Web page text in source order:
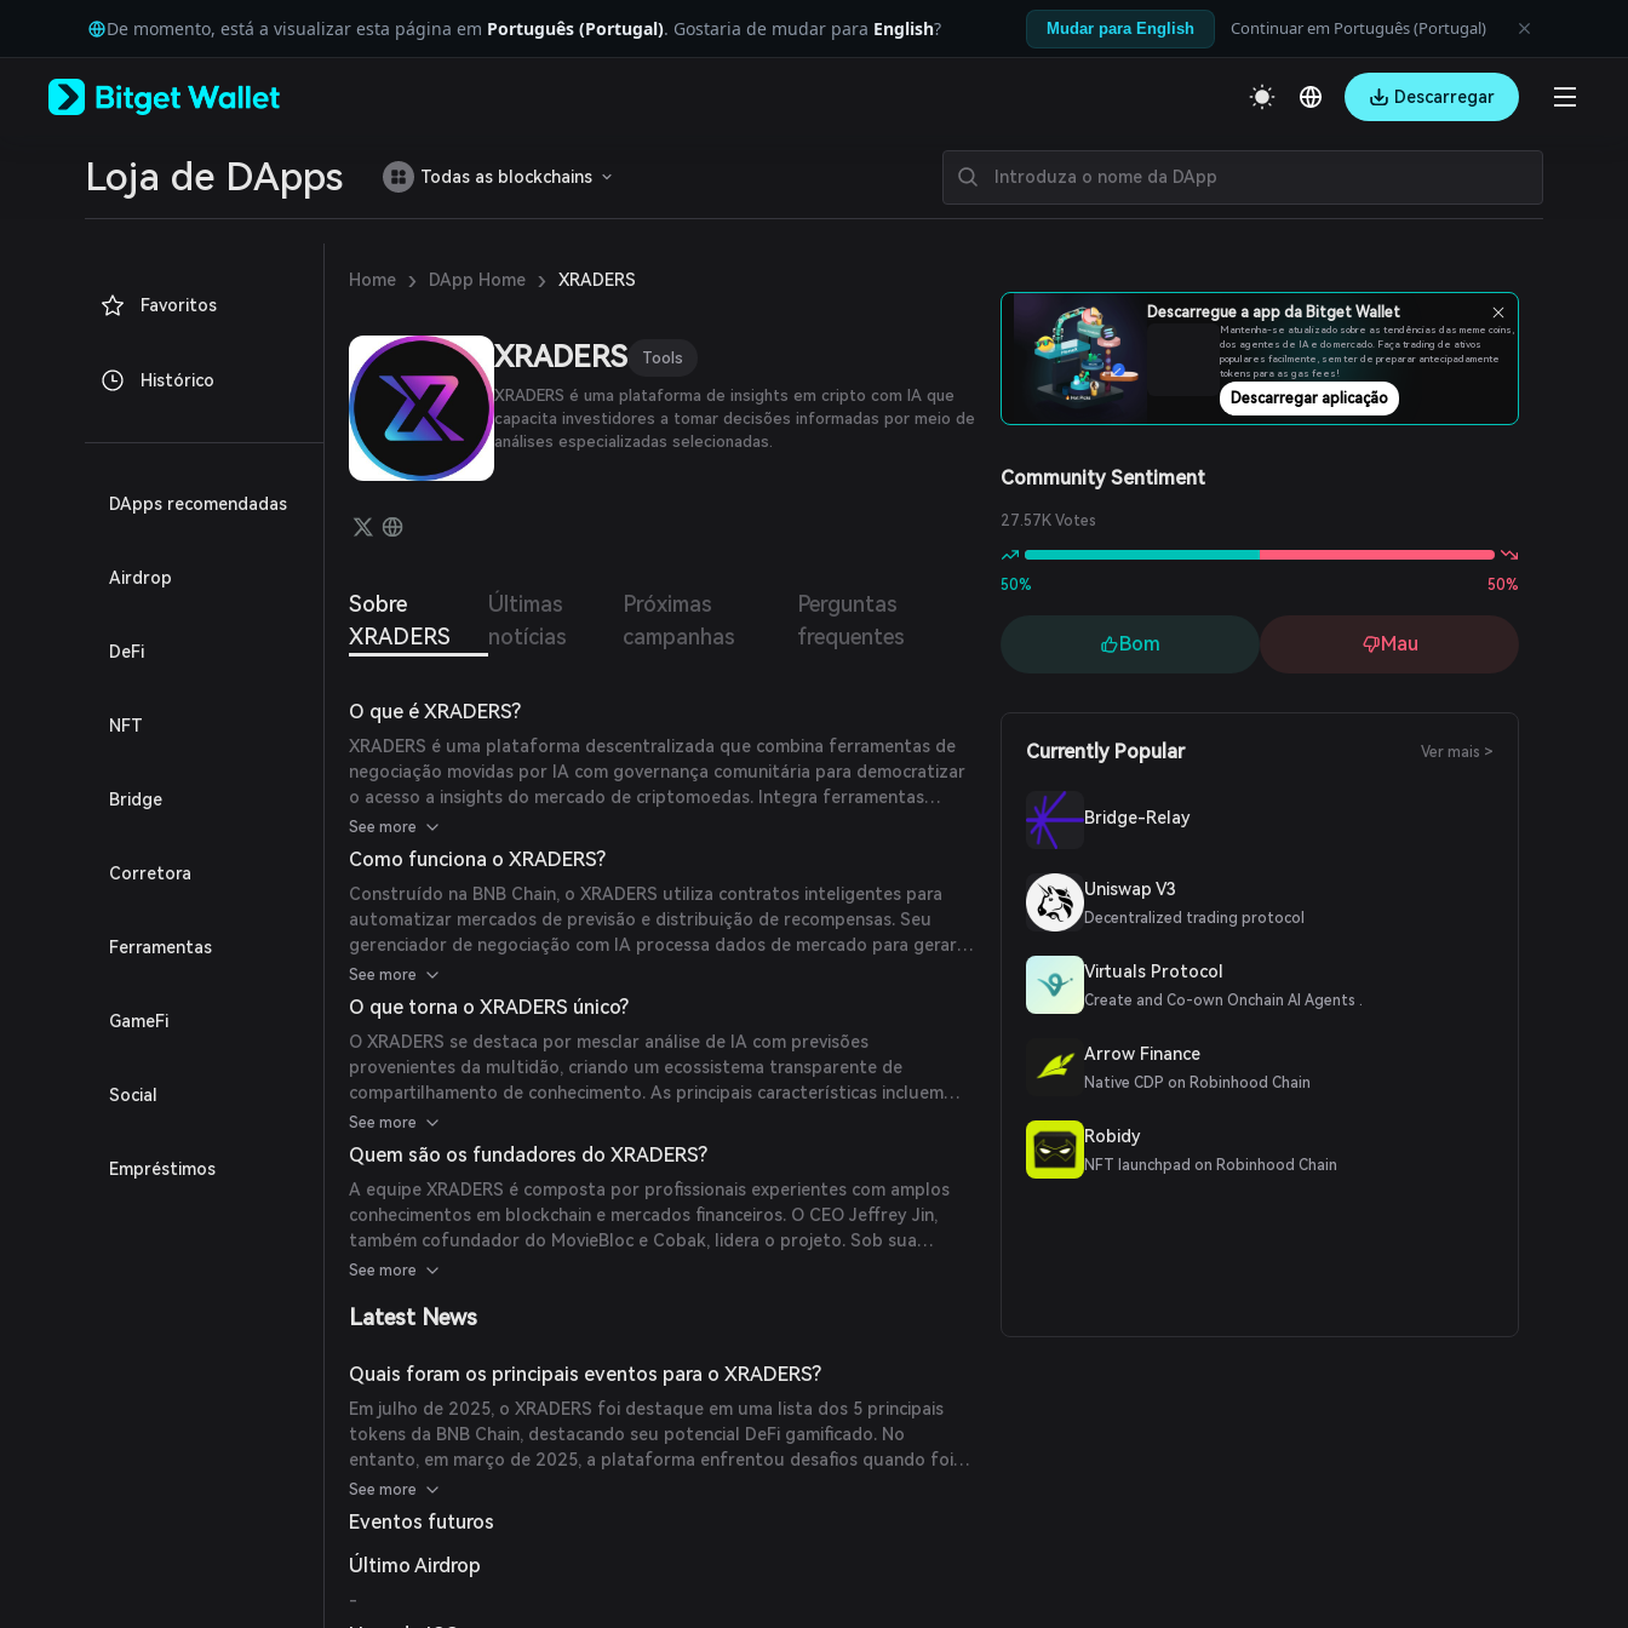
Tiếng Việt
Русский
Español (Latinoamérica)
Português (Portugal)
Bahasa Indonesia
Español (Argentina)
De momento, está a visualizar esta página em Português (Portugal). Gostaria de mudar para English? Mudar para English Continuar em Português (Portugal)
Descarregar
Loja de DApps Todas as blockchains
Favoritos
Histórico
DApps recomendadas
Airdrop
DeFi
NFT
Bridge
Corretora
Ferramentas
GameFi
Social
Empréstimos
Home › DApp Home › XRADERS
XRADERS Tools
XRADERS é uma plataforma de insights em cripto com IA que
capacita investidores a tomar decisões informadas por meio de
análises especializadas selecionadas.
Sobre
XRADERS
Últimas
notícias
Próximas
campanhas
Perguntas
frequentes
O que é XRADERS?
XRADERS é uma plataforma descentralizada que combina ferramentas de
negociação movidas por IA com governança comunitária para democratizar
o acesso a insights do mercado de criptomoedas. Integra ferramentas
preditivas e mecânicas gamificadas na BNB Chain, permitindo que os
usuários participem de previsões de direção de preço e ganhem
See more
Como funciona o XRADERS?
Construído na BNB Chain, o XRADERS utiliza contratos inteligentes para
automatizar mercados de previsão e distribuição de recompensas. Seu
gerenciador de negociação com IA processa dados de mercado para gerar
insights acionáveis, enquanto elementos gamificados como competições de
previsão impulsionam o engajamento dos usuários.
See more
O que torna o XRADERS único?
O XRADERS se destaca por mesclar análise de IA com previsões
provenientes da multidão, criando um ecossistema transparente de
compartilhamento de conhecimento. As principais características incluem
insights de negociação com IA, competições de previsão gamificadas e um
modelo de governança orientado pela comunidade.
See more
Quem são os fundadores do XRADERS?
A equipe XRADERS é composta por profissionais experientes com amplos
conhecimentos em blockchain e mercados financeiros. O CEO Jeffrey Jin,
também cofundador do MovieBloc e Cobak, lidera o projeto. Sob sua
liderança, os tokens MBL e CBK foram listados em grandes exchanges como
See more
Latest News
Quais foram os principais eventos para o XRADERS?
Em julho de 2025, o XRADERS foi destaque em uma lista dos 5 principais
tokens da BNB Chain, destacando seu potencial DeFi gamificado. No
entanto, em março de 2025, a plataforma enfrentou desafios quando foi
removida da OKX e ONUS devido a preocupações com liquidez.
See more
Eventos futuros
Último Airdrop
-
Descarregue a app da Bitget Wallet
Mantenha-se atualizado sobre as tendências das meme coins,
dos agentes de IA e do mercado. Faça trading de ativos
populares facilmente, sem ter de preparar antecipadamente
tokens para as gas fees!
Descarregar aplicação
Community Sentiment
27.57K Votes
50% 50%
Bom Mau
Currently Popular Ver mais >
Bridge-Relay
Uniswap V3
Decentralized trading protocol
Virtuals Protocol
Create and Co-own Onchain AI Agents .
Arrow Finance
Native CDP on Robinhood Chain
Robidy
NFT launchpad on Robinhood Chain